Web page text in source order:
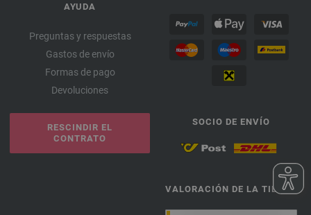
AYUDA
Preguntas y respuestas
Gastos de envío
Formas de pago
Devoluciones
RESCINDIR EL
CONTRATO
SOCIO DE ENVÍO
VALORACIÓN DE LA TIENDA